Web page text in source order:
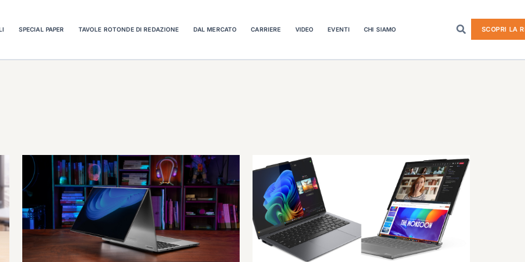
SPECIAL PAPER TAVOLE ROTONDE DI REDAZIONE DAL MERCATO CARRIERE VIDEO EVENTI CHI SIAMO SCOPRI LA